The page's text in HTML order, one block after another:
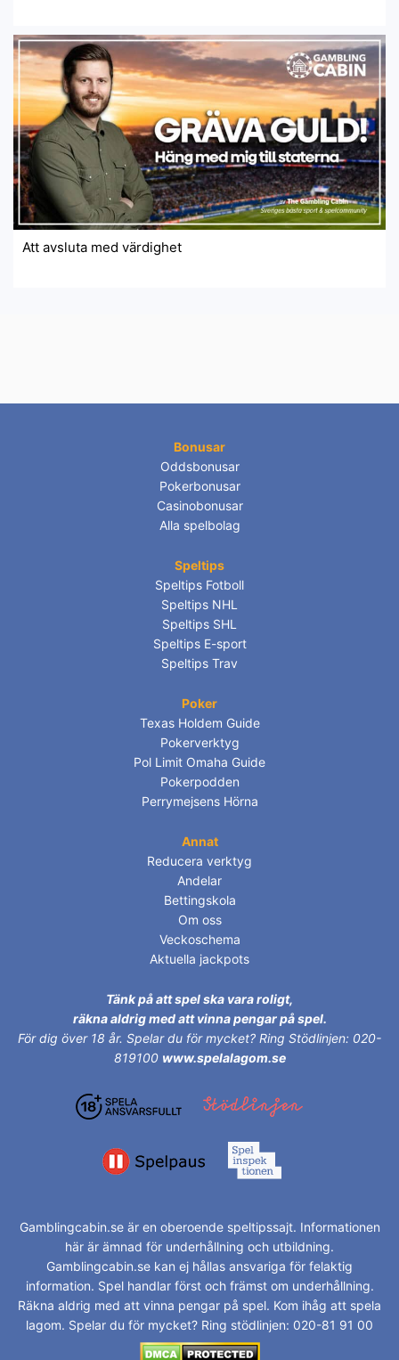
Att avsluta med värdighet
Bonusar
Oddsbonusar
Pokerbonusar
Casinobonusar
Alla spelbolag
Speltips
Speltips Fotboll
Speltips NHL
Speltips SHL
Speltips E-sport
Speltips Trav
Poker
Texas Holdem Guide
Pokerverktyg
Pol Limit Omaha Guide
Pokerpodden
Perrymejsens Hörna
Annat
Reducera verktyg
Andelar
Bettingskola
Om oss
Veckoschema
Aktuella jackpots
Tänk på att spel ska vara roligt,
räkna aldrig med att vinna pengar på spel.
För dig över 18 år. Spelar du för mycket? Ring Stödlinjen: 020-
819100 www.spelalagom.se
Gamblingcabin.se är en oberoende speltipssajt. Informationen
här är ämnad för underhållning och utbildning.
Gamblingcabin.se kan ej hållas ansvariga för felaktig
information. Spel handlar först och främst om underhållning.
Räkna aldrig med att vinna pengar på spel. Kom ihåg att spela
lagom. Spelar du för mycket? Ring stödlinjen: 020-81 91 00